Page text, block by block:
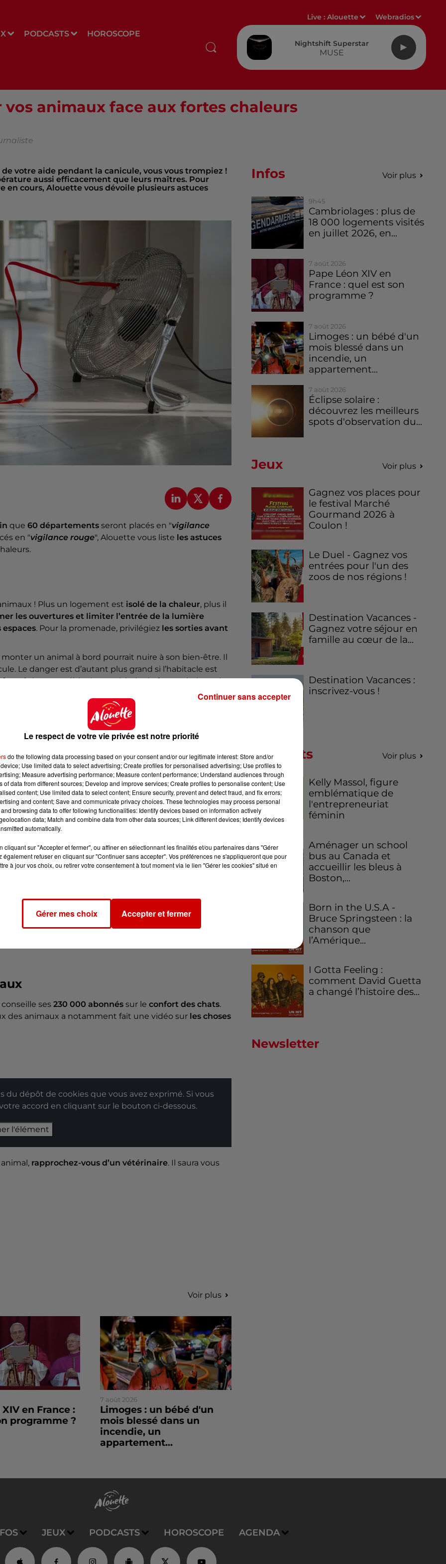
PODCASTS HOROSCOPE
Live :Alouette Webradios
Nightshift Superstar
MUSE
animaux face aux fortes chaleurs
votre aide pendant la canicule, vous vous trompiez !
aussi efficacement que leurs maîtres. Pour
en cours, Alouette vous dévoile plusieurs astuces
que 60 départements seront placés en "vigilance
en "vigilance rouge", Alouette vous liste les astuces
! Plus un logement est isolé de la chaleur, plus il
les ouvertures et limiter l’entrée de la lumière
espaces. Pour la promenade, privilégiez les sorties avant
un animal à bord pourrait nuire à son bien-être. Il
Le danger est d’autant plus grand si l’habitacle est
dans un véhicule en période de fortes chaleurs, le
éviter cela, il est préférable demouiller les croquettes
peu plus molles.
aux croquettes puisqu’elles contiennent beaucoup
des carottescoupés en morceaux sont aussi des
les coussinets.Pour les rafraîchir, installez une
s’y installer de lui-même. Si vos animaux ne sont pas
directementet de manière forcée àune source
Le risque est de provoquer un
ses 230 000 abonnés sur le confort des chats.
des animaux a notamment fait une vidéo sur les choses
dépôt de cookies que vous avez exprimé. Si vous
accord en cliquant sur le bouton ci-dessous.
l'élément
rapprochez-vous d’un vétérinaire. Il saura vous
Infos Voir plus
9h45
Cambriolages : plus de
18 000 logements visités
en juillet 2026, en...
7 août 2026
Pape Léon XIV en
France : quel est son
programme ?
7 août 2026
Limoges : un bébé d'un
mois blessé dans un
incendie, un
appartement...
7 août 2026
Éclipse solaire :
découvrez les meilleurs
spots d'observation du...
Jeux Voir plus
Gagnez vos places pour
le festival Marché
Gourmand 2026 à
Coulon !
Le Duel - Gagnez vos
entrées pour l'un des
zoos de nos régions !
Destination Vacances -
Gagnez votre séjour en
famille au cœur de la...
Destination Vacances :
inscrivez-vous !
Podcasts Voir plus
Kelly Massol, figure
emblématique de
l'entrepreneuriat
féminin
Aménager un school
bus au Canada et
accueillir les bleus à
Boston,...
Born in the U.S.A -
Bruce Springsteen : la
chanson que
l’Amérique...
I Gotta Feeling :
comment David Guetta
a changé l’histoire des...
Newsletter
Voir plus
en France :
programme ?
7 août 2026
Limoges : un bébé d'un
mois blessé dans un
incendie, un
appartement...
JEUX PODCASTS HOROSCOPE AGENDA
Le respect de votre vie privée est notre priorité
do the following data processing based on your consent and/or our legitimate interest: Store and/or
Use limited data to select advertising; Create profiles for personalised advertising; Use profiles to
Measure advertising performance; Measure content performance; Understand audiences through
of data from different sources; Develop and improve services; Create profiles to personalise content; Use
content; Use limited data to select content; Ensure security, prevent and detect fraud, and fix errors;
and content; Save and communicate privacy choices. These technologies may process personal
browsing data to offer following functionalities: Identify devices based on information actively
data; Match and combine data from other data sources; Link different devices; Identify devices
automatically.
cliquant sur "Accepter et fermer", ou affiner en sélectionnant les finalités et/ou partenaires dans "Gérer
également refuser en cliquant sur "Continuer sans accepter". Vos préférences ne s'appliqueront que pour
à jour vos choix, ou retirer votre consentement à tout moment via le lien "Gérer les cookies" situé en
Gérer mes choix Accepter et fermer
Continuer sans accepter